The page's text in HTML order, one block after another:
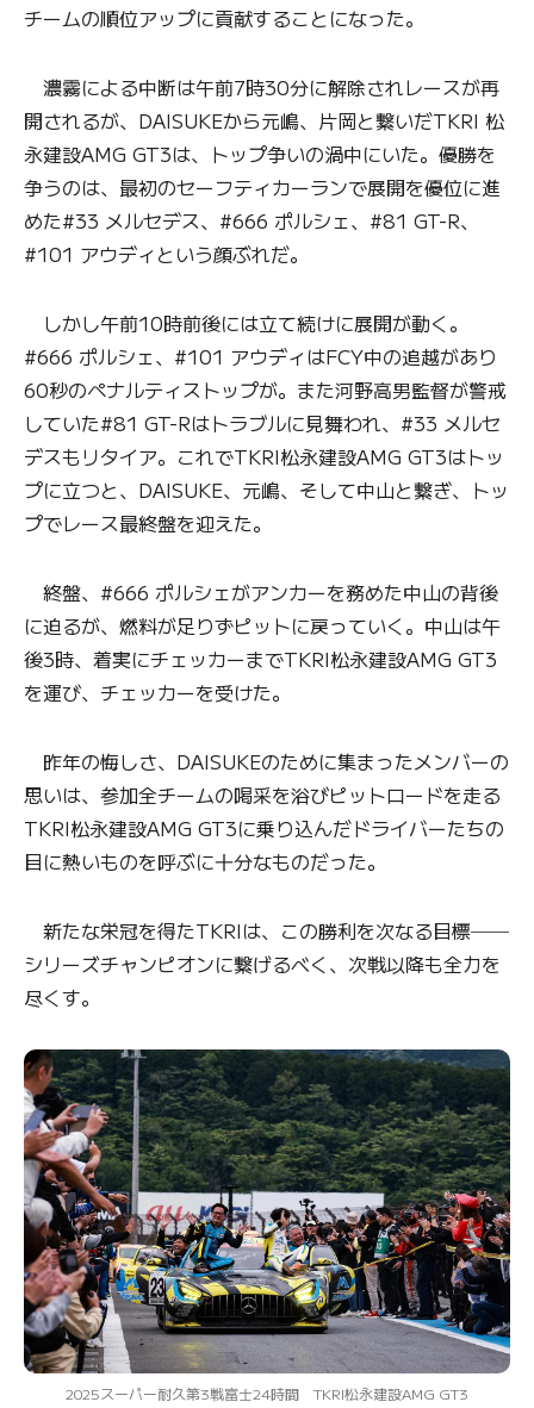
チームの順位アップに貢献することになった。
濃霧による中断は午前7時30分に解除されレースが再
開されるが、DAISUKEから元嶋、片岡と繋いだTKRI 松
永建設AMG GT3は、トップ争いの渦中にいた。優勝を
争うのは、最初のセーフティカーランで展開を優位に進
めた#33 メルセデス、#666 ポルシェ、#81 GT-R、
#101 アウディという顔ぶれだ。
しかし午前10時前後には立て続けに展開が動く。
#666 ポルシェ、#101 アウディはFCY中の追越があり
60秒のペナルティストップが。また河野高男監督が警戒
していた#81 GT-Rはトラブルに見舞われ、#33 メルセ
デスもリタイア。これでTKRI松永建設AMG GT3はトッ
プに立つと、DAISUKE、元嶋、そして中山と繋ぎ、トッ
プでレース最終盤を迎えた。
終盤、#666 ポルシェがアンカーを務めた中山の背後
に迫るが、燃料が足りずピットに戻っていく。中山は午
後3時、着実にチェッカーまでTKRI松永建設AMG GT3
を運び、チェッカーを受けた。
昨年の悔しさ、DAISUKEのために集まったメンバーの
思いは、参加全チームの喝采を浴びピットロードを走る
TKRI松永建設AMG GT3に乗り込んだドライバーたちの
目に熱いものを呼ぶに十分なものだった。
新たな栄冠を得たTKRIは、この勝利を次なる目標──
シリーズチャンピオンに繋げるべく、次戦以降も全力を
尽くす。
2025スーパー耐久第3戦富士24時間 TKRI松永建設AMG GT3